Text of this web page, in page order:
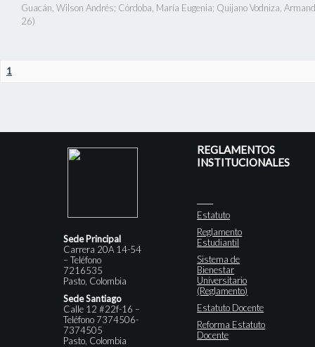
Guacán, Wilson Andrés; Córdoba, María Eugenia; Quijano Vodniza,
26)
1
Sede Principal
Carrera 20A 14-54
– Teléfono
7216535
Pasto, Colombia
Sede Santiago
Calle 12 #22f-16 –
Teléfono 7374506-
7374505
Pasto, Colombia
REGLAMENTOS
INSTITUCIONALES
Estatuto
Reglamento
Estudiantil
Sistema de
Bienestar
Universitario
(Reglamento)
Estatuto Docente
Reforma Estatuto
Docente